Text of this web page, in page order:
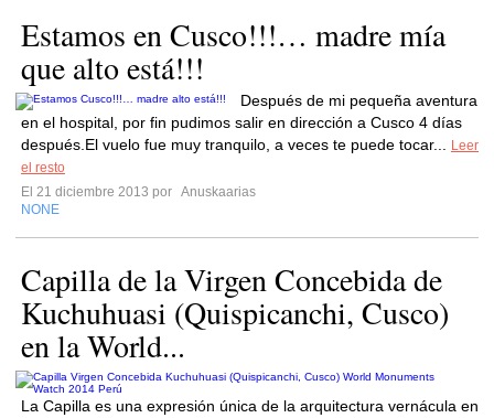
Estamos en Cusco!!!… madre mía
que alto está!!!
Después de mi pequeña aventura
en el hospital, por fin pudimos salir en dirección a Cusco 4 días
después.El vuelo fue muy tranquilo, a veces te puede tocar...
Leer
el resto
El 21 diciembre 2013 por Anuskaarias
NONE
Capilla de la Virgen Concebida de
Kuchuhuasi (Quispicanchi, Cusco)
en la World...
La Capilla es una expresión única de la arquitectura vernácula en